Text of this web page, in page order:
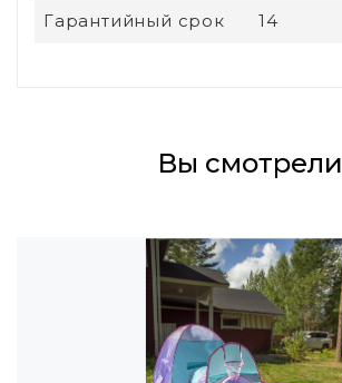
Гарантийный срок 14
Вы смотрели